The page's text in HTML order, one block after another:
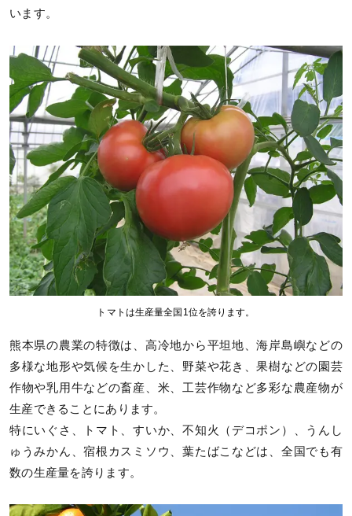
います。
トマトは生産量全国1位を誇ります。
熊本県の農業の特徴は、高冷地から平坦地、海岸島嶼などの
多様な地形や気候を生かした、野菜や花き、果樹などの園芸
作物や乳用牛などの畜産、米、工芸作物など多彩な農産物が
生産できることにあります。
特にいぐさ、トマト、すいか、不知火（デコポン）、うんし
ゅうみかん、宿根カスミソウ、葉たばこなどは、全国でも有
数の生産量を誇ります。